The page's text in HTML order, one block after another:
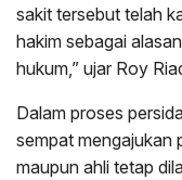
sakit tersebut telah
hakim sebagai
hukum,” ujar Roy
Dalam proses
sempat mengajukan
maupun ahli tetap